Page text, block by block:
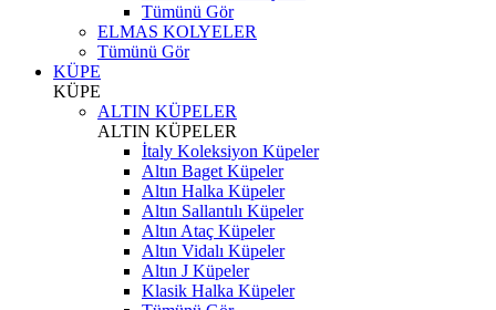
Tümünü Gör
ELMAS KOLYELER
Tümünü Gör
KÜPE
KÜPE
ALTIN KÜPELER
ALTIN KÜPELER
İtaly Koleksiyon Küpeler
Altın Baget Küpeler
Altın Halka Küpeler
Altın Sallantılı Küpeler
Altın Ataç Küpeler
Altın Vidalı Küpeler
Altın J Küpeler
Klasik Halka Küpeler